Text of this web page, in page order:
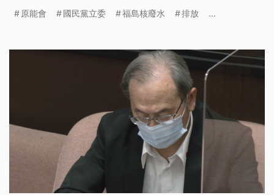
原能會 國民黨立委 福島核廢水 排放 ...